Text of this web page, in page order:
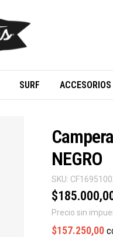
SURF ACCESORIOS
NEGRO
SKU:
Precio sin
$157.250,00